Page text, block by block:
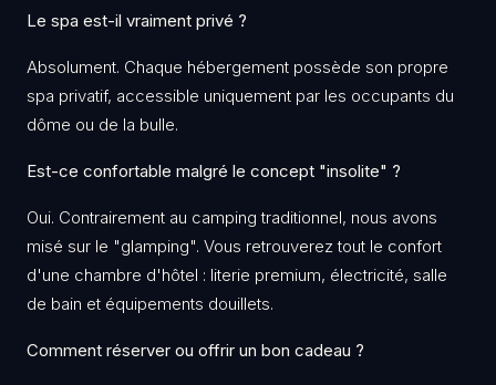
Le spa est-il vraiment privé ?
Absolument. Chaque hébergement possède son propre
spa privatif, accessible uniquement par les occupants du
dôme ou de la bulle.
Est-ce confortable malgré le concept "insolite" ?
Oui. Contrairement au camping traditionnel, nous avons
misé sur le "glamping". Vous retrouverez tout le confort
d'une chambre d'hôtel : literie premium, électricité, salle
de bain et équipements douillets.
Comment réserver ou offrir un bon cadeau ?